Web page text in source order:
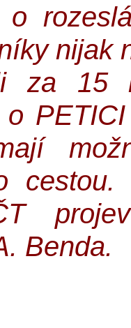
nijak
za 15
o
Benda.